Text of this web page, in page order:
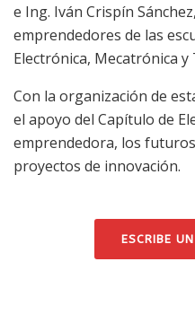
e Ing. Iván Crispín
emprendedores de las
Electrónica, Mecatrónica y
Con la organización de
el apoyo del Capítulo de
emprendedora, los
proyectos de innovación.
ESCRIBE